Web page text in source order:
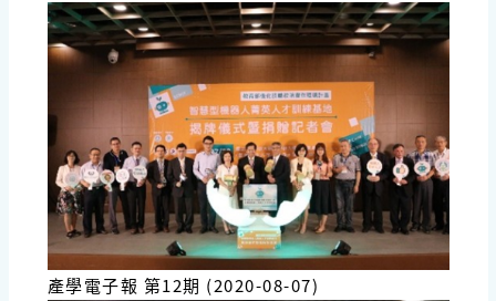
產學電子報 第12期 (2020-08-07)